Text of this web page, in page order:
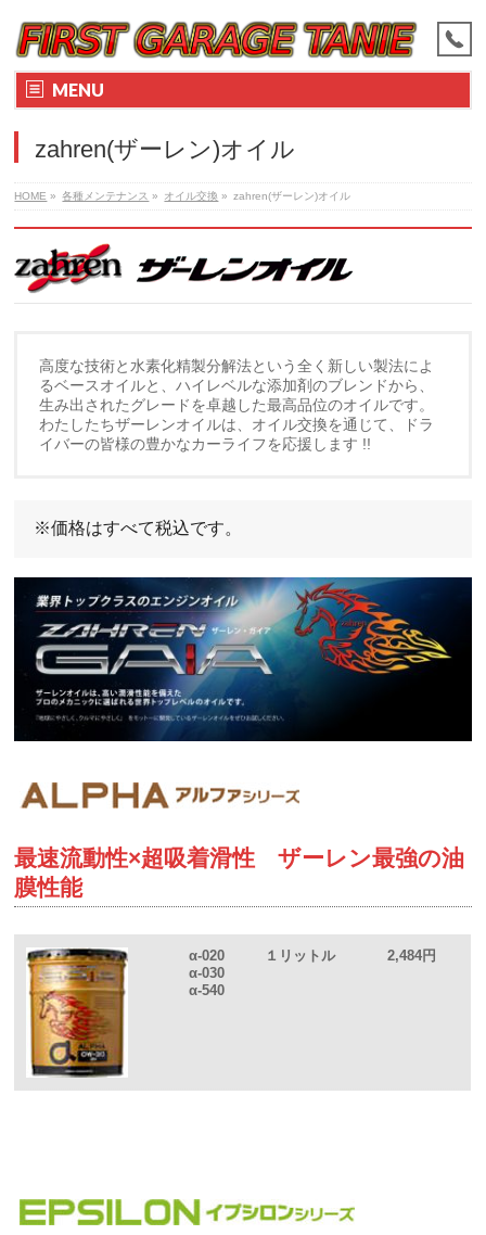
MENU
zahren(ザーレン)オイル
HOME » 各種メンテナンス » オイル交換 » zahren(ザーレン)オイル
高度な技術と水素化精製分解法という全く新しい製法によ
るベースオイルと、ハイレベルな添加剤のブレンドから、
生み出されたグレードを卓越した最高品位のオイルです。
わたしたちザーレンオイルは、オイル交換を通じて、ドラ
イバーの皆様の豊かなカーライフを応援します !!
※価格はすべて税込です。
最速流動性×超吸着滑性 ザーレン最強の油
膜性能
α-020
α-030
α-540
１リットル 2,484円